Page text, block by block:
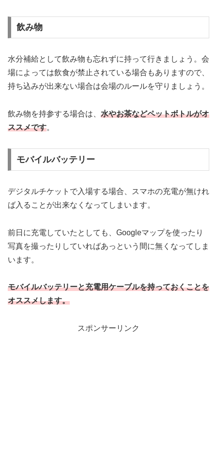
飲み物
水分補給として飲み物も忘れずに持って行きましょう。会
場によっては飲食が禁止されている場合もありますので、
持ち込みが出来ない場合は会場のルールを守りましょう。
飲み物を持参する場合は、 水やお茶などペットボトルがオ
ススメです。
モバイルバッテリー
デジタルチケットで入場する場合、スマホの充電が無けれ
ば入ることが出来なくなってしまいます。
前日に充電していたとしても、Googleマップを使ったり
写真を撮ったりしていればあっという間に無くなってしま
います。
モバイルバッテリーと充電用ケーブルを持っておくことを
オススメします。
スポンサーリンク